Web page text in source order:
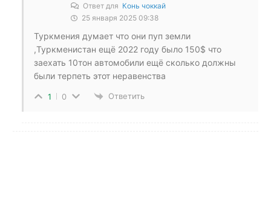
Ответ для Конь чоккай
25 января 2025 09:38
Туркмения думает что они пуп земли
,Туркменистан ещё 2022 году было 150$ что
заехать 10тон автомобили ещё сколько должны
были терпеть этот неравенства
1 0 Ответить